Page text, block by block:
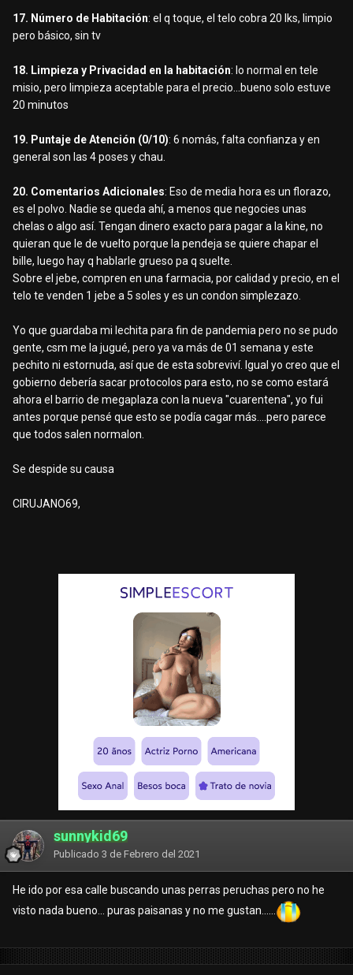
17. Número de Habitación: el q toque, el telo cobra 20 lks, limpio
pero básico, sin tv
18. Limpieza y Privacidad en la habitación: lo normal en tele
misio, pero limpieza aceptable para el precio...bueno solo estuve
20 minutos
19. Puntaje de Atención (0/10): 6 nomás, falta confianza y en
general son las 4 poses y chau.
20. Comentarios Adicionales: Eso de media hora es un florazo,
es el polvo. Nadie se queda ahí, a menos que negocies unas
chelas o algo así. Tengan dinero exacto para pagar a la kine, no
quieran que le de vuelto porque la pendeja se quiere chapar el
bille, luego hay q hablarle grueso pa q suelte.
Sobre el jebe, compren en una farmacia, por calidad y precio, en el
telo te venden 1 jebe a 5 soles y es un condon simplezazo.
Yo que guardaba mi lechita para fin de pandemia pero no se pudo
gente, csm me la jugué, pero ya va más de 01 semana y este
pechito ni estornuda, así que de esta sobreviví. Igual yo creo que el
gobierno debería sacar protocolos para esto, no se como estará
ahora el barrio de megaplaza con la nueva "cuarentena", yo fui
antes porque pensé que esto se podía cagar más....pero parece
que todos salen normalon.
Se despide su causa
CIRUJANO69,
sunnykid69
Publicado 3 de Febrero del 2021
He ido por esa calle buscando unas perras peruchas pero no he
visto nada bueno... puras paisanas y no me gustan......